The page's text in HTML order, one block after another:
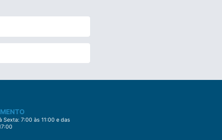
Sexta: 7:00 às 11:00 e das